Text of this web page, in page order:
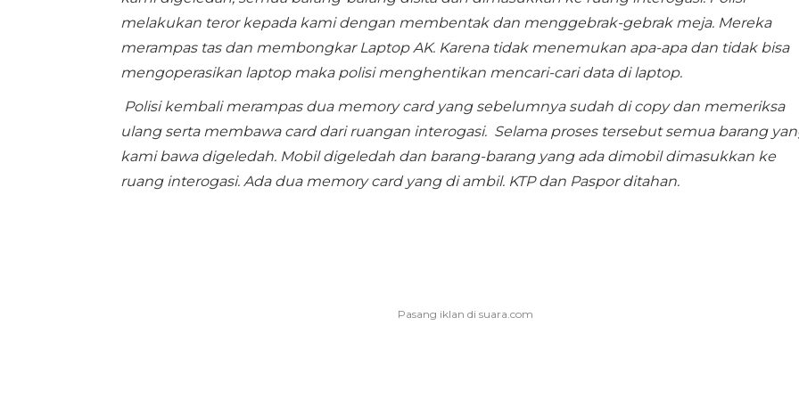
melakukan teror kepada kami dengan membentak dan menggebrak-gebrak meja. Mereka
merampas tas dan membongkar Laptop AK. Karena tidak menemukan apa-apa dan tidak bisa
mengoperasikan laptop maka polisi menghentikan mencari-cari data di laptop.
Polisi kembali merampas dua memory card yang sebelumnya sudah di copy dan memeriksa
ulang serta membawa card dari ruangan interogasi. Selama proses tersebut semua barang
kami bawa digeledah. Mobil digeledah dan barang-barang yang ada dimobil dimasukkan ke
ruang interogasi. Ada dua memory card yang di ambil. KTP dan Paspor ditahan.